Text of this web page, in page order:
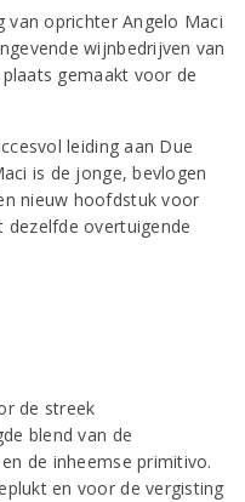
van oprichter Angelo Maci
wijnbedrijven van
gemaakt voor de
leiding aan Due
is de jonge, bevlogen
nieuw hoofdstuk voor
dezelfde overtuigende
de streek
blend van de
de inheemse primitivo.
en voor de vergisting